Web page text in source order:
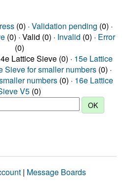
(0) · Validation pending (0) ·
(0) · Valid (0) · Invalid (0) · Error
(0)
Lattice Sieve (0) · 15e Lattice
Sieve for smaller numbers (0) ·
numbers (0) · 16e Lattice
V5 (0)
| Message Boards